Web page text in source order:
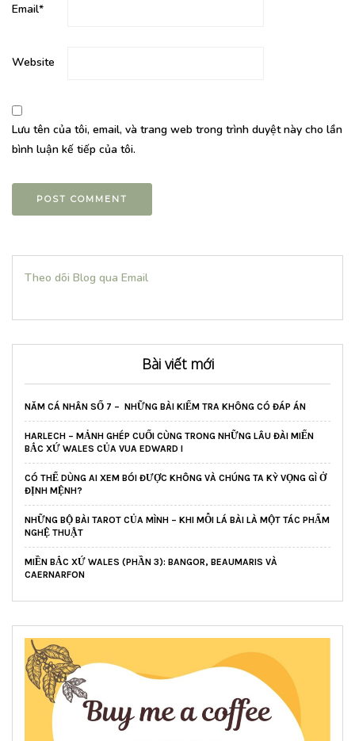
Email*
Website
Lưu tên của tôi, email, và trang web trong trình duyệt này cho lần
bình luận kế tiếp của tôi.
Theo dõi Blog qua Email
Bài viết mới
NĂM CÁ NHÂN SỐ 7 – NHỮNG BÀI KIỂM TRA KHÔNG CÓ ĐÁP ÁN
HARLECH – MẢNH GHÉP CUỐI CÙNG TRONG NHỮNG LÂU ĐÀI MIẾN
BẮC XỨ WALES CỦA VUA EDWARD I
CÓ THỂ DÙNG AI XEM BÓI ĐƯỢC KHÔNG VÀ CHÚNG TA KỲ VỌNG GÌ Ở
ĐỊNH MỆNH?
NHỮNG BỘ BÀI TAROT CỦA MÌNH – KHI MỖI LÁ BÀI LÀ MỘT TÁC PHẨM
NGHỆ THUẬT
MIỀN BẮC XỨ WALES (PHẦN 3): BANGOR, BEAUMARIS VÀ
CAERNARFON